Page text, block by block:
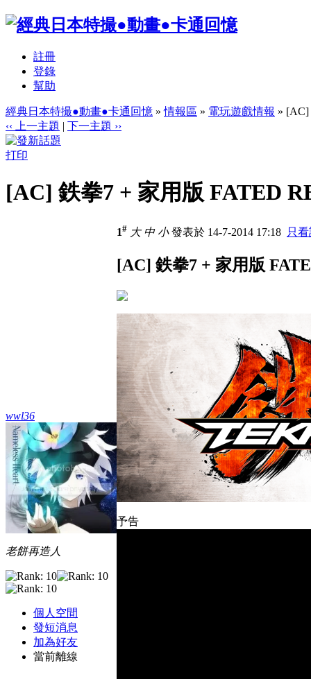
註冊
登錄
幫助
經典日本特撮●動畫●卡通回憶 »情報區 » 電玩遊戲情報 »
‹‹ 上一主題 | 下一主題 ››
打印
[AC] 鉄拳7 + 家用版 FATED
wwl36
老餅再造人
個人空間
發短消息
加為好友
當前離線
1# 大 中 小發表於 14-7-2014 17:18 只
[AC] 鉄拳7 + 家用版
予告